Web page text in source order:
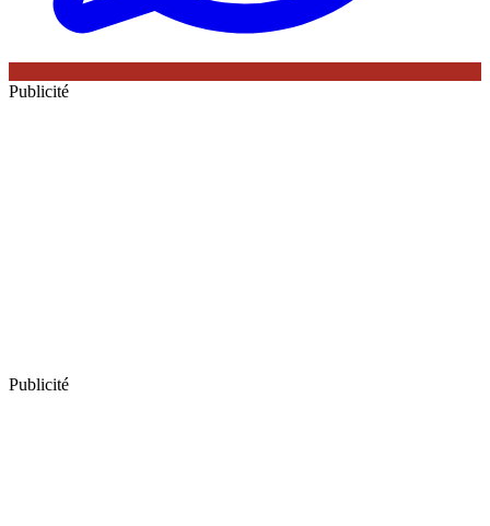
Publicité
Publicité